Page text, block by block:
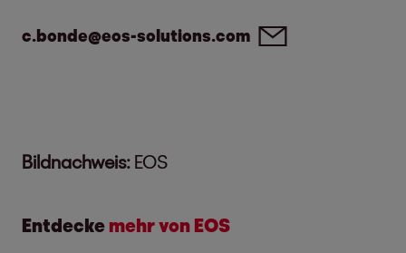
c.bonde@eos-solutions.com
Bildnachweis: EOS
Entdecke mehr von EOS